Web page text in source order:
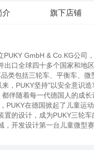
介 旗下店铺
PUKY GmbH & Co.KG公司
出口全球四十多个国家和地
包括三轮车、平衡车、微
，PUKY坚持"以安全意识
伴随着每一代德国人的成
PUKY在德国掀起了儿童运
置的设计，成为PUKY三轮
，开发设计第一台儿童微型